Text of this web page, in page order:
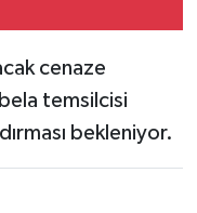
cenaze
temsilcisi
bekleniyor.